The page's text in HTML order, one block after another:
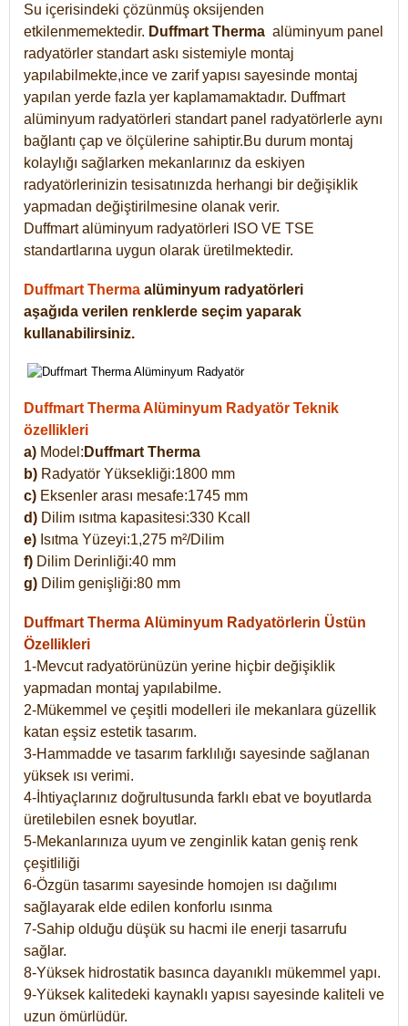
Su içerisindeki çözünmüş oksijenden
etkilenmemektedir. Duffmart Therma alüminyum panel
radyatörler standart askı sistemiyle montaj
yapılabilmekte,ince ve zarif yapısı sayesinde montaj
yapılan yerde fazla yer kaplamamaktadır. Duffmart
alüminyum radyatörleri standart panel radyatörlerle aynı
bağlantı çap ve ölçülerine sahiptir.Bu durum montaj
kolaylığı sağlarken mekanlarınız da eskiyen
radyatörlerinizin tesisatınızda herhangi bir değişiklik
yapmadan değiştirilmesine olanak verir.
Duffmart alüminyum radyatörleri ISO VE TSE
standartlarına uygun olarak üretilmektedir.
Duffmart Therma alüminyum radyatörleri
aşağıda verilen renklerde seçim yaparak
kullanabilirsiniz.
Duffmart Therma Alüminyum Radyatör Teknik
özellikleri
a) Model: Duffmart Therma
b) Radyatör Yüksekliği:1800 mm
c) Eksenler arası mesafe:1745 mm
d) Dilim ısıtma kapasitesi:330 Kcall
e) Isıtma Yüzeyi:1,275 m²/Dilim
f) Dilim Derinliği:40 mm
g) Dilim genişliği:80 mm
Duffmart Therma Alüminyum Radyatörlerin Üstün
Özellikleri
1-Mevcut radyatörünüzün yerine hiçbir değişiklik
yapmadan montaj yapılabilme.
2-Mükemmel ve çeşitli modelleri ile mekanlara güzellik
katan eşsiz estetik tasarım.
3-Hammadde ve tasarım farklılığı sayesinde sağlanan
yüksek ısı verimi.
4-İhtiyaçlarınız doğrultusunda farklı ebat ve boyutlarda
üretilebilen esnek boyutlar.
5-Mekanlarınıza uyum ve zenginlik katan geniş renk
çeşitliliği
6-Özgün tasarımı sayesinde homojen ısı dağılımı
sağlayarak elde edilen konforlu ısınma
7-Sahip olduğu düşük su hacmi ile enerji tasarrufu
sağlar.
8-Yüksek hidrostatik basınca dayanıklı mükemmel yapı.
9-Yüksek kalitedeki kaynaklı yapısı sayesinde kaliteli ve
uzun ömürlüdür.